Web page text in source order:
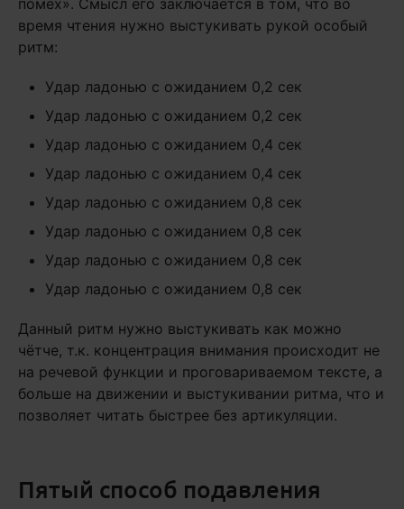
помех». Смысл его заключается в том, что во
время чтения нужно выстукивать рукой особый
ритм:
Удар ладонью с ожиданием 0,2 сек
Удар ладонью с ожиданием 0,2 сек
Удар ладонью с ожиданием 0,4 сек
Удар ладонью с ожиданием 0,4 сек
Удар ладонью с ожиданием 0,8 сек
Удар ладонью с ожиданием 0,8 сек
Удар ладонью с ожиданием 0,8 сек
Удар ладонью с ожиданием 0,8 сек
Данный ритм нужно выстукивать как можно
чётче, т.к. концентрация внимания происходит не
на речевой функции и проговариваемом тексте, а
больше на движении и выстукивании ритма, что и
позволяет читать быстрее без артикуляции.
Пятый способ подавления